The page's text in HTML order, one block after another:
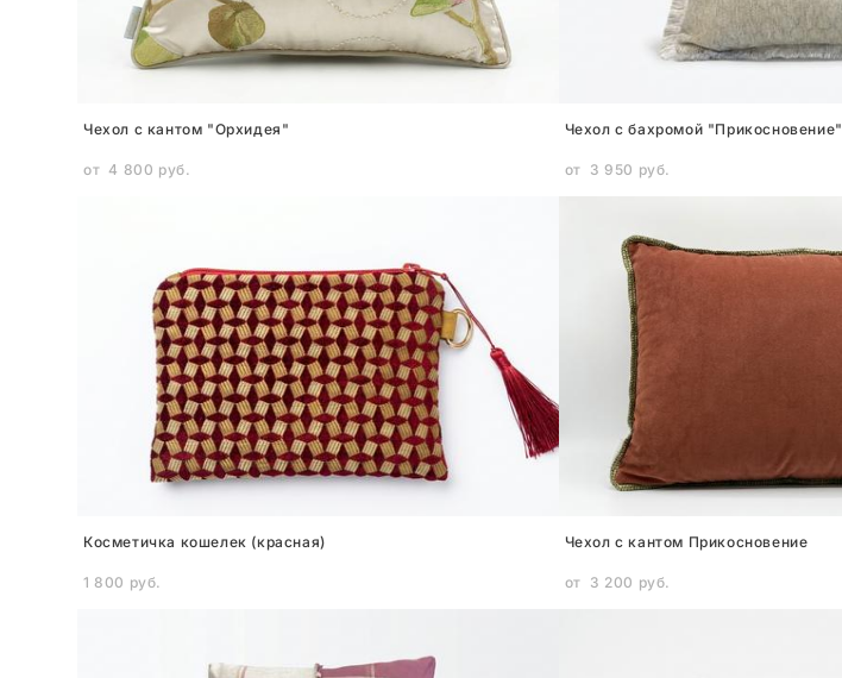
Чехол с кантом "Орхидея"
от 4 800 pуб.
Чехол с бахромой "Прикосновение"
от 3 950 pуб.
Косметичка кошелек (красная)
1 800 pуб.
Чехол c кантом Прикосновение
от 3 200 pуб.